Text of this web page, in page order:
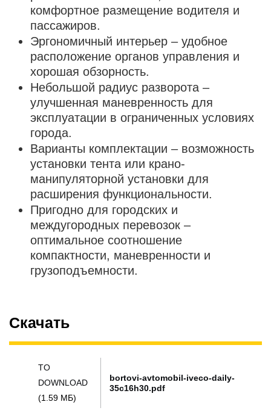
комфортное размещение водителя и
пассажиров.
Эргономичный интерьер – удобное
расположение органов управления и
хорошая обзорность.
Небольшой радиус разворота –
улучшенная маневренность для
эксплуатации в ограниченных условиях
города.
Варианты комплектации – возможность
установки тента или крано-
манипуляторной установки для
расширения функциональности.
Пригодно для городских и
междугородных перевозок –
оптимальное соотношение
компактности, маневренности и
грузоподъемности.
Скачать
TO
DOWNLOAD
(1.59 МБ)
bortovi-avtomobil-iveco-daily-
35c16h30.pdf